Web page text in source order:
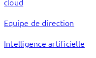
Equipe de direction
Intelligence artificielle